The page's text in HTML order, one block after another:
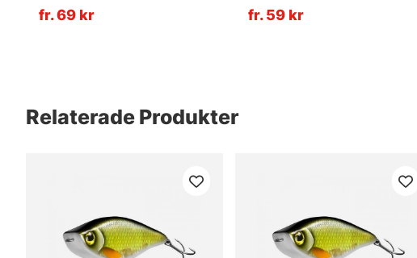
fr. 69 kr fr. 59 kr
Relaterade Produkter